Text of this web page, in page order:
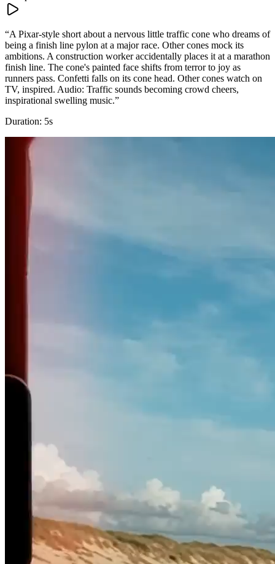
“A Pixar-style short about a nervous little traffic cone who dreams of
being a finish line pylon at a major race. Other cones mock its
ambitions. A construction worker accidentally places it at a marathon
finish line. The cone's painted face shifts from terror to joy as
runners pass. Confetti falls on its cone head. Other cones watch on
TV, inspired. Audio: Traffic sounds becoming crowd cheers,
inspirational swelling music.”
Duration: 5s